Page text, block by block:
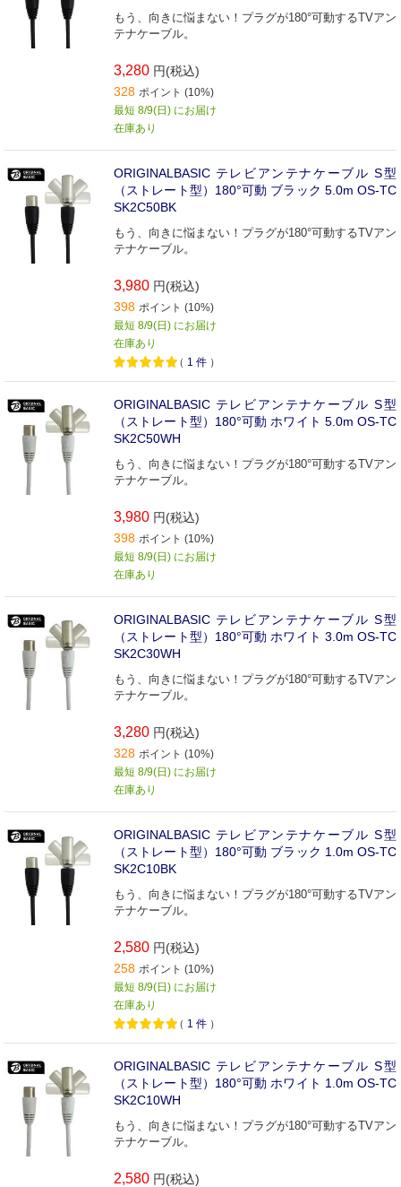
もう、向きに悩まない！プラグが180°可動するTVアン
テナケーブル。
3,280 円(税込)
328 ポイント (10%)
最短 8/9(日) にお届け
在庫あり
ORIGINALBASIC テレビアンテナケーブル S型
（ストレート型）180°可動 ブラック 5.0m OS-TC
SK2C50BK
もう、向きに悩まない！プラグが180°可動するTVアン
テナケーブル。
3,980 円(税込)
398 ポイント (10%)
最短 8/9(日) にお届け
在庫あり
（ 1 件 ）
ORIGINALBASIC テレビアンテナケーブル S型
（ストレート型）180°可動 ホワイト 5.0m OS-TC
SK2C50WH
もう、向きに悩まない！プラグが180°可動するTVアン
テナケーブル。
3,980 円(税込)
398 ポイント (10%)
最短 8/9(日) にお届け
在庫あり
ORIGINALBASIC テレビアンテナケーブル S型
（ストレート型）180°可動 ホワイト 3.0m OS-TC
SK2C30WH
もう、向きに悩まない！プラグが180°可動するTVアン
テナケーブル。
3,280 円(税込)
328 ポイント (10%)
最短 8/9(日) にお届け
在庫あり
ORIGINALBASIC テレビアンテナケーブル S型
（ストレート型）180°可動 ブラック 1.0m OS-TC
SK2C10BK
もう、向きに悩まない！プラグが180°可動するTVアン
テナケーブル。
2,580 円(税込)
258 ポイント (10%)
最短 8/9(日) にお届け
在庫あり
（ 1 件 ）
ORIGINALBASIC テレビアンテナケーブル S型
（ストレート型）180°可動 ホワイト 1.0m OS-TC
SK2C10WH
もう、向きに悩まない！プラグが180°可動するTVアン
テナケーブル。
2,580 円(税込)